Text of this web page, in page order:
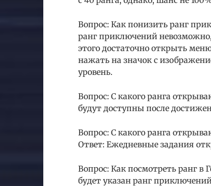
Вопрос: Как понизить ранг
ранг приключений
этого достаточно открыть
нажать на значок с
уровень.
Вопрос: С какого ранга
будут доступны после
Вопрос: С какого ранга
Ответ: Ежедневные задания
Вопрос: Как посмотреть ранг
будет указан ранг